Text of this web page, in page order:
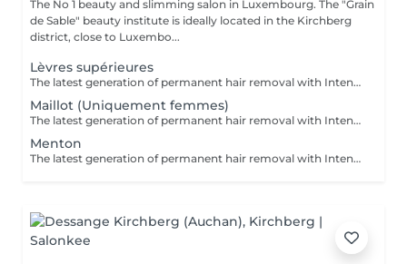
The No 1 beauty and slimming salon in Luxembourg. The "Grain
de Sable" beauty institute is ideally located in the Kirchberg
district, close to Luxembo...
Lèvres supérieures
The latest generation of permanent hair removal with Intense Pulsed Light delivers impressive results for multiple skin types. The patented "In-motion" technology makes the treatment virtually painless.
Maillot (Uniquement femmes)
The latest generation of permanent hair removal with Intense Pulsed Light delivers impressive results for multiple skin types. The patented "In-motion" technology makes the treatment virtually painless.
Menton
The latest generation of permanent hair removal with Intense Pulsed Light delivers impressive results for multiple skin types. The patented "In-motion" technology makes the treatment virtually painless.